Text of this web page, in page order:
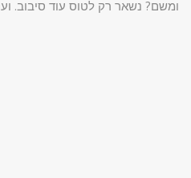
ומשם? נשאר רק לטוס עוד סיבוב.